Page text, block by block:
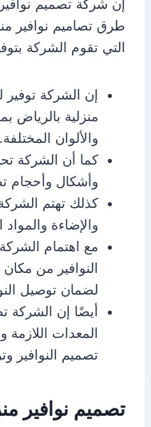
إن شركة تصميم
طرق تصاميم نوافير
التي تقوم الشركة
إن الشركة توفير
منزلية بالرياض
والألوان المختلفة.
كما أن الشركة
وأشكال وأحجام
كذلك تهتم
والإضاءة والمواد
مع اهتمام
النوافير من
لضمان توصيل
أيضًا إن الشركة
المعدات اللازمة
تصميم النوافير
تصميم نوافير